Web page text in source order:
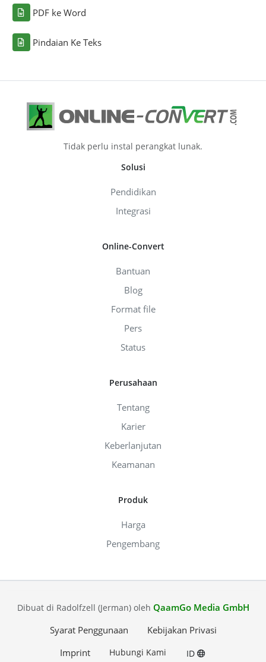
PDF ke Word
Pindaian Ke Teks
Tidak perlu instal perangkat lunak.
Solusi
Pendidikan
Integrasi
Online-Convert
Bantuan
Blog
Format file
Pers
Status
Perusahaan
Tentang
Karier
Keberlanjutan
Keamanan
Produk
Harga
Pengembang
Dibuat di Radolfzell (Jerman) oleh QaamGo Media GmbH
Syarat Penggunaan
Kebijakan Privasi
Imprint
Hubungi Kami ID